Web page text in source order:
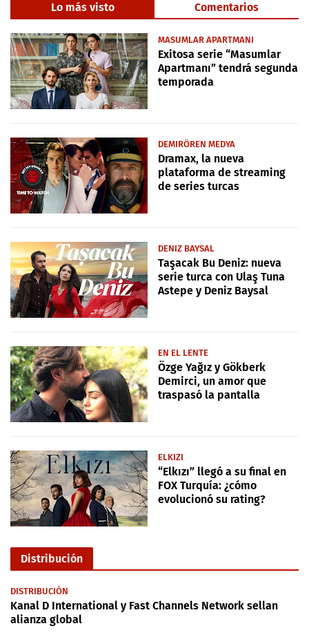
Lo más visto Comentarios
MASUMLAR APARTMANI
Exitosa serie “Masumlar
Apartmanı” tendrá segunda
temporada
DEMIRÖREN MEDYA
Dramax, la nueva
plataforma de streaming
de series turcas
DENIZ BAYSAL
Taşacak Bu Deniz: nueva
serie turca con Ulaş Tuna
Astepe y Deniz Baysal
EN EL LENTE
Özge Yağız y Gökberk
Demirci, un amor que
traspasó la pantalla
ELKIZI
“Elkızı” llegó a su final en
FOX Turquía: ¿cómo
evolucionó su rating?
Distribución
DISTRIBUCIÓN
Kanal D International y Fast Channels Network sellan
alianza global